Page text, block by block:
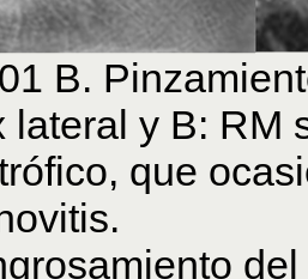
B.
lateral y B: RM
que